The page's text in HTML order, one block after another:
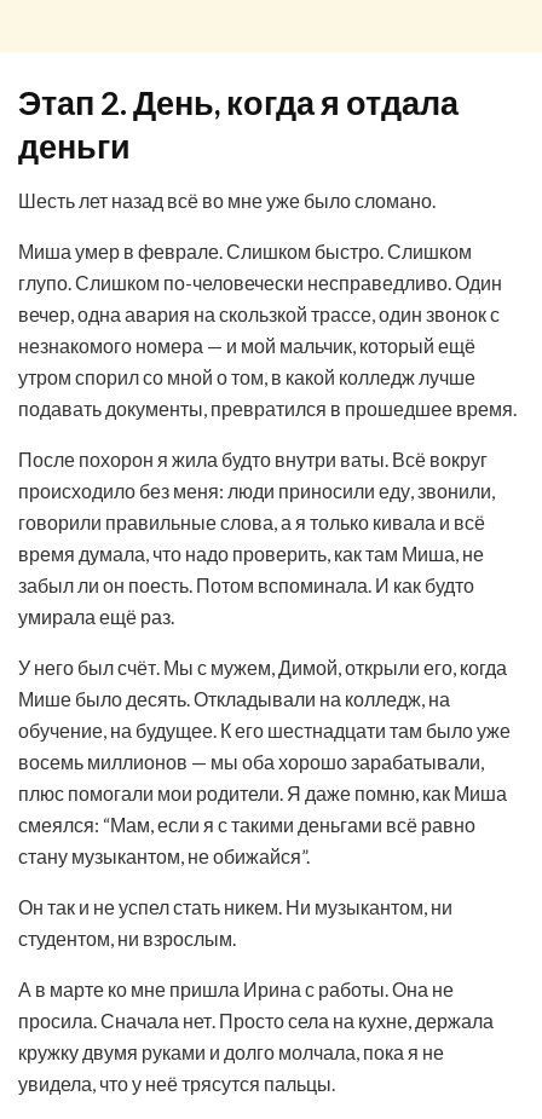
Этап 2. День, когда я отдала
деньги
Шесть лет назад всё во мне уже было сломано.
Миша умер в феврале. Слишком быстро. Слишком
глупо. Слишком по-человечески несправедливо. Один
вечер, одна авария на скользкой трассе, один звонок с
незнакомого номера — и мой мальчик, который ещё
утром спорил со мной о том, в какой колледж лучше
подавать документы, превратился в прошедшее время.
После похорон я жила будто внутри ваты. Всё вокруг
происходило без меня: люди приносили еду, звонили,
говорили правильные слова, а я только кивала и всё
время думала, что надо проверить, как там Миша, не
забыл ли он поесть. Потом вспоминала. И как будто
умирала ещё раз.
У него был счёт. Мы с мужем, Димой, открыли его, когда
Мише было десять. Откладывали на колледж, на
обучение, на будущее. К его шестнадцати там было уже
восемь миллионов — мы оба хорошо зарабатывали,
плюс помогали мои родители. Я даже помню, как Миша
смеялся: “Мам, если я с такими деньгами всё равно
стану музыкантом, не обижайся”.
Он так и не успел стать никем. Ни музыкантом, ни
студентом, ни взрослым.
А в марте ко мне пришла Ирина с работы. Она не
просила. Сначала нет. Просто села на кухне, держала
кружку двумя руками и долго молчала, пока я не
увидела, что у неё трясутся пальцы.